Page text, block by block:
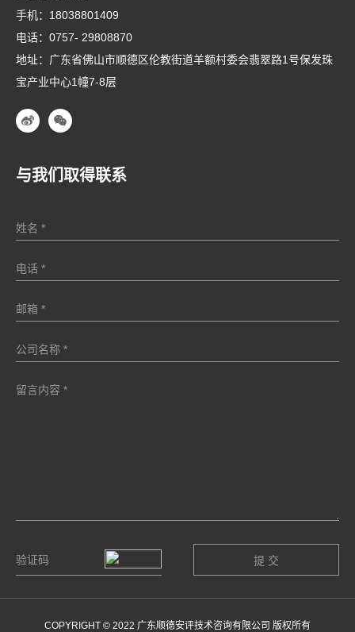
手机： 18038801409
电话： 0757- 29808870
地址：广东省佛山市顺德区伦教街道羊额村委会翡翠路1号保发珠
宝产业中心1幢7-8层
与我们取得联系
COPYRIGHT © 2022 广东顺德安评技术咨询有限公司 版权所有